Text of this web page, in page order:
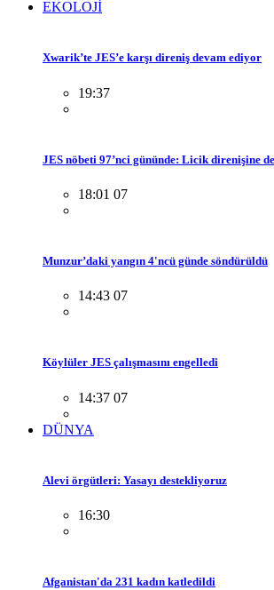
EKOLOJİ
Xwarik’te JES’e karşı direniş devam ediyor
19:37
JES nöbeti 97’nci gününde: Licik direnişine
18:01 07
Munzur’daki yangın 4'ncü günde söndürüldü
14:43 07
Köylüler JES çalışmasını engelledi
14:37 07
DÜNYA
Alevi örgütleri: Yasayı destekliyoruz
16:30
Afganistan'da 231 kadın katledildi